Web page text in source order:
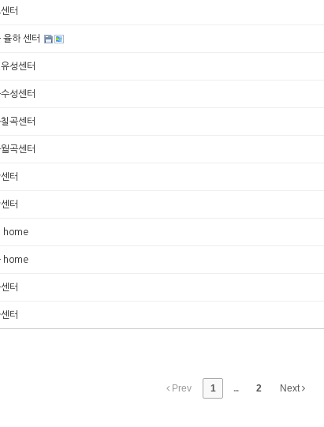
터
율하 센터
성센터
성센터
곡센터
곡센터
터
터
home
home
터
터
Prev 1 ... 2 Next